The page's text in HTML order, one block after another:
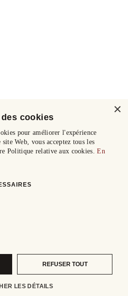
×
cookies
pour améliorer l'expérience
Web, vous acceptez tous les
Politique relative aux cookies.En
REFUSER TOUT
LES DÉTAILS